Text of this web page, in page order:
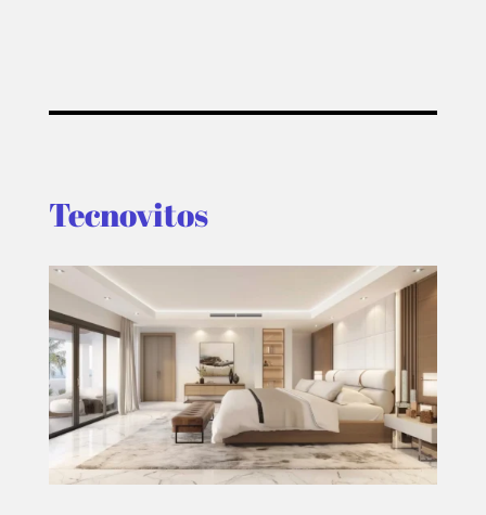
Tecnovitos